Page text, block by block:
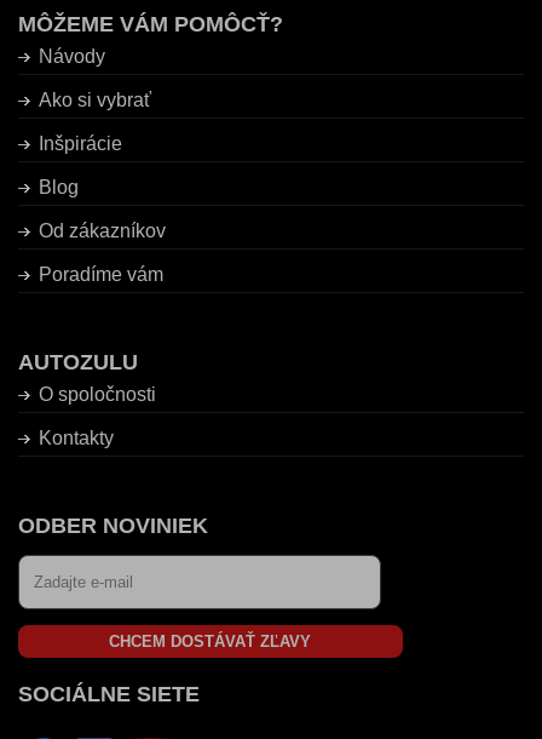
MÔŽEME VÁM POMÔCŤ?
Návody
Ako si vybrať
Inšpirácie
Blog
Od zákazníkov
Poradíme vám
AUTOZULU
O spoločnosti
Kontakty
ODBER NOVINIEK
CHCEM DOSTÁVAŤ ZĽAVY
SOCIÁLNE SIETE